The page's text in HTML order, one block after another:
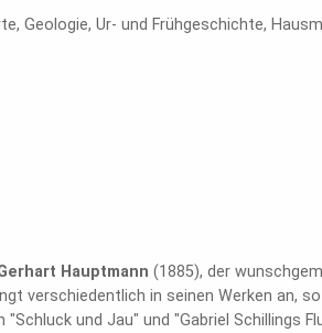
Ur- und Frühgeschichte,
Hauptmann (1885), der
verschiedentlich in seinen Werken an,
und Jau" und "Gabriel Schillings